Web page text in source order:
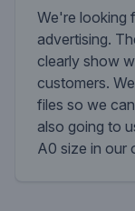
We're looking
advertising.
clearly show
customers.
files so we
also going to
A0 size in our